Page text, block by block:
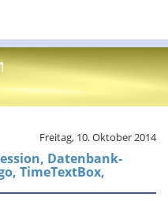
Info
Freitag, 10. Oktober 2014
Datenbank-
TimeTextBox,